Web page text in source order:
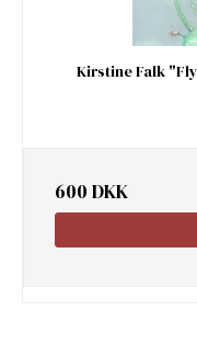
Kirstine Falk
600 DKK